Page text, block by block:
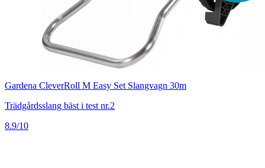
Gardena CleverRoll M Easy Set Slangvagn 30m
Trädgårdsslang bäst i test nr.2
8.9/10